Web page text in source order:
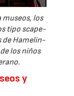
los
tipo scape-
de Hamelin-
los niños
y